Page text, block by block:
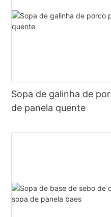
Sopa de galinha de
de panela quente